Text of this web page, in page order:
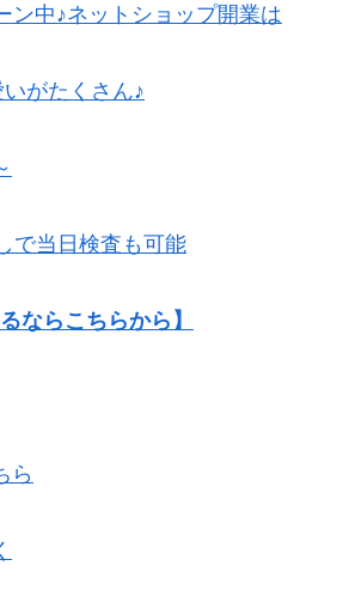
ン中♪ネットショップ開業は
がたくさん♪
で当日検査も可能
ならこちらから】
ら